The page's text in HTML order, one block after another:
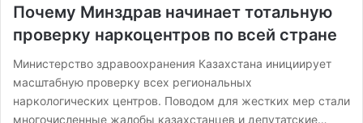
Почему Минздрав начинает тотальную
проверку наркоцентров по всей стране
Министерство здравоохранения Казахстана инициирует
масштабную проверку всех региональных
наркологических центров. Поводом для жестких мер стали
многочисленные жалобы казахстанцев и депутатские…